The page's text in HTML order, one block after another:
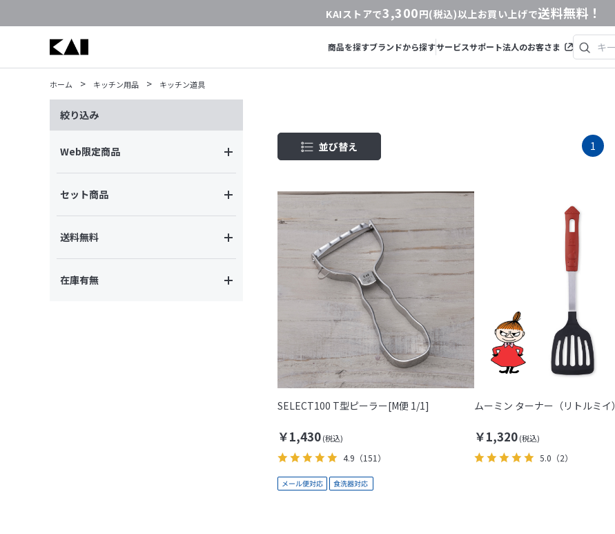
KAIストアで3,300円(税込)以上お買い上げで送料無料！
商品を探すブランドから探すサービスサポート法人のお客さま
ホーム > キッチン用品 > キッチン道具
絞り込み
Web限定商品
セット商品
送料無料
在庫有無
並び替え
商品名
価格(安い順)
価格(高い順)
発売日＋商品名
1
SELECT100 T型ピーラー[M便 1/1]
￥1,430
4.9 （151）
ムーミン ターナー（リトルミイ）
￥1,320
5.0 （2）